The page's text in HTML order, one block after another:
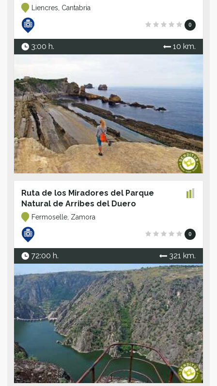
Liencres, Cantabria
0
3:00 h. 10 km.
Ruta de los Miradores del Parque
Natural de Arribes del Duero
Fermoselle, Zamora
0
72:00 h. 321 km.